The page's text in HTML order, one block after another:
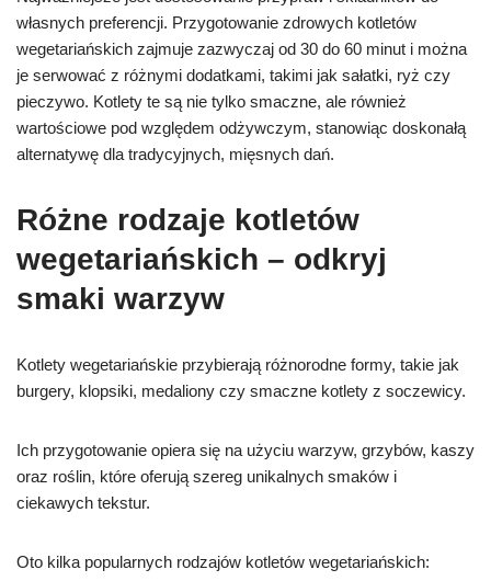
własnych preferencji. Przygotowanie zdrowych kotletów
wegetariańskich zajmuje zazwyczaj od 30 do 60 minut i można
je serwować z różnymi dodatkami, takimi jak sałatki, ryż czy
pieczywo. Kotlety te są nie tylko smaczne, ale również
wartościowe pod względem odżywczym, stanowiąc doskonałą
alternatywę dla tradycyjnych, mięsnych dań.
Różne rodzaje kotletów
wegetariańskich – odkryj
smaki warzyw
Kotlety wegetariańskie przybierają różnorodne formy, takie jak
burgery, klopsiki, medaliony czy smaczne kotlety z soczewicy.
Ich przygotowanie opiera się na użyciu warzyw, grzybów, kaszy
oraz roślin, które oferują szereg unikalnych smaków i
ciekawych tekstur.
Oto kilka popularnych rodzajów kotletów wegetariańskich: